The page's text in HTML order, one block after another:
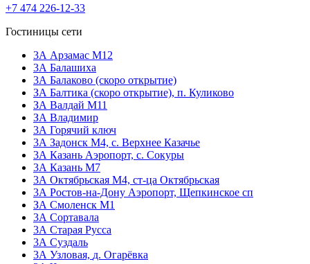
+7 474 226-12-33
Гостиницы сети
3А Арзамас М12
3А Балашиха
3А Балаково (скоро открытие)
ЗА Балтика (скоро открытие), п. Куликово
ЗА Валдай M11
ЗА Владимир
3А Горячий ключ
3А Задонск М4, с. Верхнее Казачье
3А Казань Аэропорт, с. Сокуры
3А Казань М7
3А Октябрьская М4, ст-ца Октябрьская
3А Ростов-на-Дону Аэропорт, Щепкинское сп
ЗА Смоленск М1
3А Сортавала
3А Старая Русса
3А Суздаль
3А Узловая, д. Огарёвка